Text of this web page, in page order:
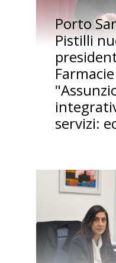
Porto
Pistilli
servizi: